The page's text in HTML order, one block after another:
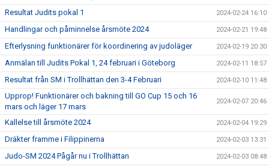
Resultat Judits pokal 1 2024-02-24 16:10
Handlingar och påminnelse årsmöte 2024 2024-02-21 19:48
Efterlysning funktionärer för koordinering av judoläger 2024-02-19 20:30
Anmälan till Judits Pokal 1, 24 februari i Göteborg 2024-02-11 18:57
Resultat från SM i Trollhättan den 3-4 Februari 2024-02-10 11:48
Upprop! Funktionärer och bakning till GO Cup 15 och 16
mars och läger 17 mars
2024-02-07 20:46
Kallelse till årsmöte 2024 2024-02-04 19:29
Dräkter framme i Filippinerna 2024-02-03 13:31
Judo-SM 2024 Pågår nu i Trollhättan 2024-02-03 08:48